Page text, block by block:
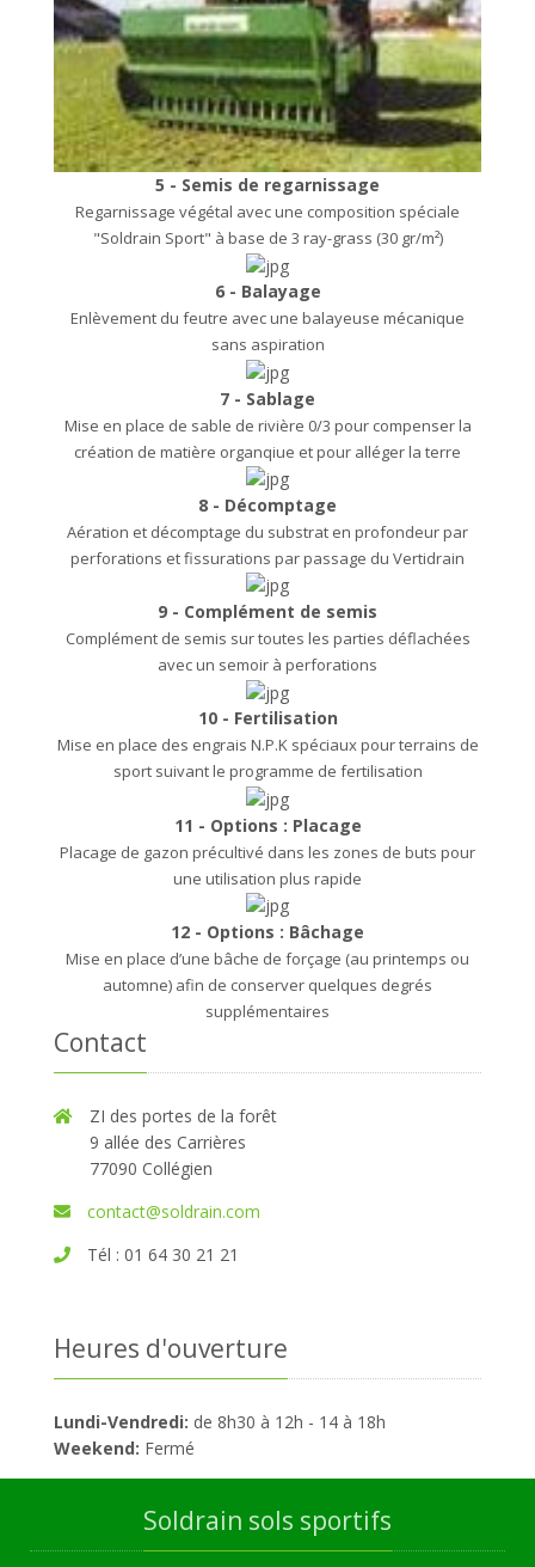
5 - Semis de regarnissage
Regarnissage végétal avec une composition spéciale
"Soldrain Sport" à base de 3 ray-grass (30 gr/m²)
6 - Balayage
Enlèvement du feutre avec une balayeuse mécanique
sans aspiration
7 - Sablage
Mise en place de sable de rivière 0/3 pour compenser la
création de matière organqiue et pour alléger la terre
8 - Décomptage
Aération et décomptage du substrat en profondeur par
perforations et fissurations par passage du Vertidrain
9 - Complément de semis
Complément de semis sur toutes les parties déflachées
avec un semoir à perforations
10 - Fertilisation
Mise en place des engrais N.P.K spéciaux pour terrains de
sport suivant le programme de fertilisation
11 - Options : Placage
Placage de gazon précultivé dans les zones de buts pour
une utilisation plus rapide
12 - Options : Bâchage
Mise en place d’une bâche de forçage (au printemps ou
automne) afin de conserver quelques degrés
supplémentaires
Contact
ZI des portes de la forêt
9 allée des Carrières
77090 Collégien
contact@soldrain.com
Tél : 01 64 30 21 21
Heures d'ouverture
Lundi-Vendredi: de 8h30 à 12h - 14 à 18h
Weekend: Fermé
Soldrain sols sportifs